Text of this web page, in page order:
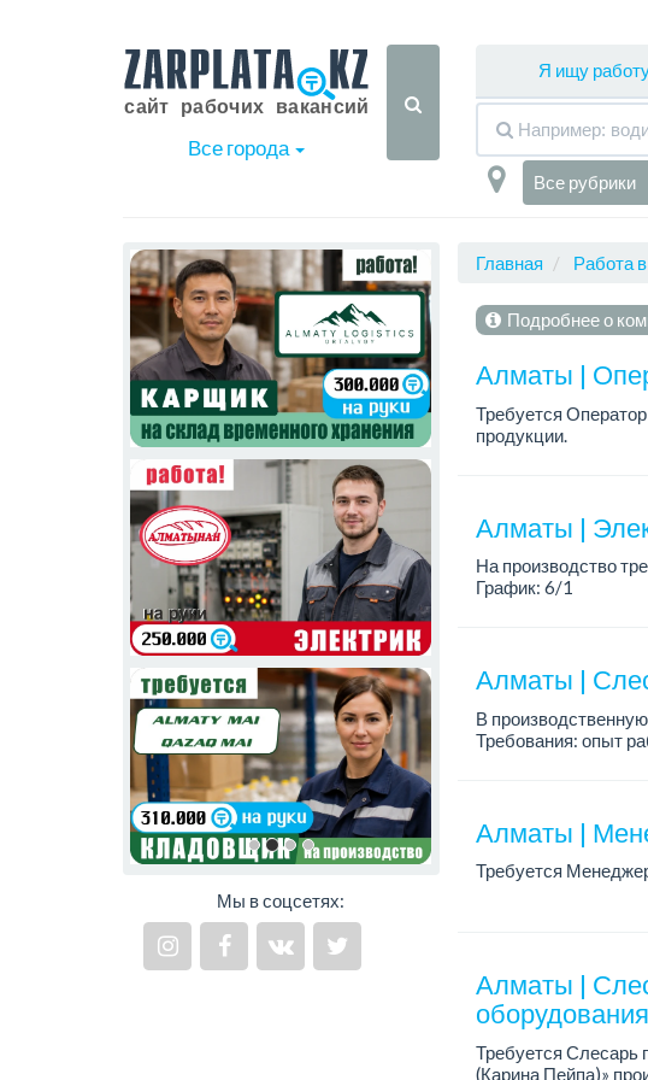
Все города
Я ищу
Все рубрики
Мы в соцсетях:
Главная Работа
Подробнее о
Алматы |
Требуется
продукции.
Требования:
Алматы |
На производство
График: 6/1
Алматы |
В
Требования: опыт
Алматы |
Требуется
Алматы |
оборудования
Требуется Слесарь
(Карина Пейпа)»